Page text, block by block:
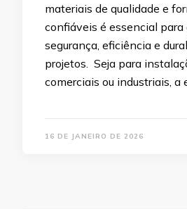
materiais de qualidade e
confiáveis é essencial para
segurança, eficiência e
projetos. Seja para
comerciais ou industriais, a
16 DE JANEIRO DE 2026